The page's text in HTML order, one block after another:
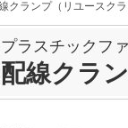
クランプ（リユースク
プラスチックフ
配線クラ